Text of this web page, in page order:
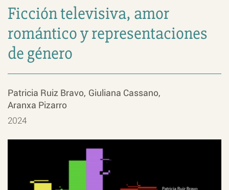
Ficción televisiva, amor
romántico y representaciones
de género
Patricia Ruiz Bravo Giuliana Cassano
Aranxa Pizarro
2024